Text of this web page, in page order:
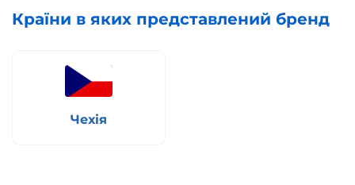
Країни в яких представлений бренд
Чехія